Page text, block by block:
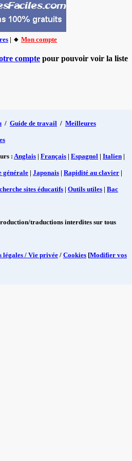
| 🔸 Mon compte
compte pour pouvoir voir la liste
/ Guide de travail / Meilleures
: Anglais | Français | Espagnol | Italien |
générale | Japonais | Rapidité au clavier |
sites éducatifs | Outils utiles | Bac
traductions interdites sur tous
légales / Vie privée / Cookies [Modifier vos